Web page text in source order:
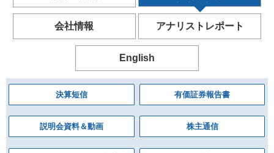
会社情報 アナリストレポート
English
決算短信 有価証券報告書
説明会資料＆動画 株主通信